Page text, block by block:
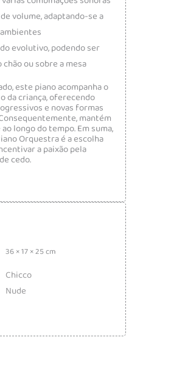
volume, adaptando-se a
evolutivo, podendo ser
ou sobre a mesa
este piano acompanha o
da criança, oferecendo
e novas formas
mantém
longo do tempo. Em suma,
Orquestra é a escolha
a paixão pela
cedo.
36 × 17 × 25 cm
Chicco
Nude